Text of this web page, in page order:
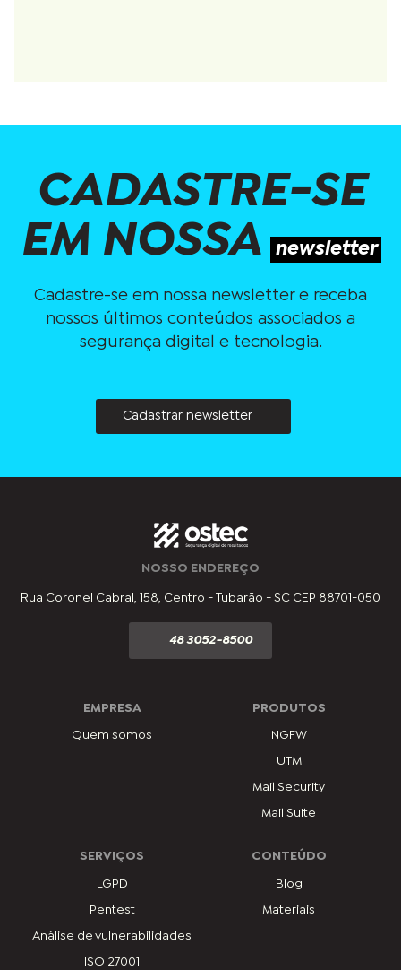
CADASTRE-SE
EM NOSSA newsletter
Cadastre-se em nossa newsletter e receba
nossos últimos conteúdos associados a
segurança digital e tecnologia.
Cadastrar newsletter
NOSSO ENDEREÇO
Rua Coronel Cabral, 158, Centro - Tubarão - SC CEP 88701-050
48 3052-8500
EMPRESA
Quem somos
PRODUTOS
NGFW
UTM
Mail Security
Mail Suite
SERVIÇOS
LGPD
Pentest
Análise de vulnerabilidades
ISO 27001
CONTEÚDO
Blog
Materiais